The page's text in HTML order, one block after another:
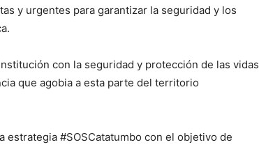
y urgentes para garantizar la seguridad y los
con la seguridad y protección de las vidas
que agobia a esta parte del territorio
estrategia #SOSCatatumbo con el objetivo de